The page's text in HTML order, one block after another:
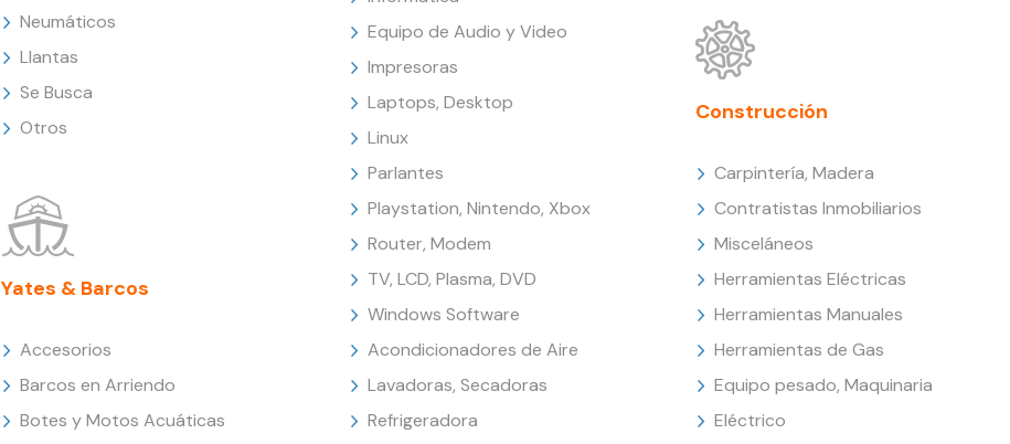
Neumáticos
Llantas
Se Busca
Otros
Yates & Barcos
Accesorios
Barcos en Arriendo
Botes y Motos Acuáticas
Equipo de Audio y Video
Impresoras
Laptops, Desktop
Linux
Parlantes
Playstation, Nintendo, Xbox
Router, Modem
TV, LCD, Plasma, DVD
Windows Software
Acondicionadores de Aire
Lavadoras, Secadoras
Refrigeradora
Construcción
Carpintería, Madera
Contratistas Inmobiliarios
Misceláneos
Herramientas Eléctricas
Herramientas Manuales
Herramientas de Gas
Equipo pesado, Maquinaria
Eléctrico